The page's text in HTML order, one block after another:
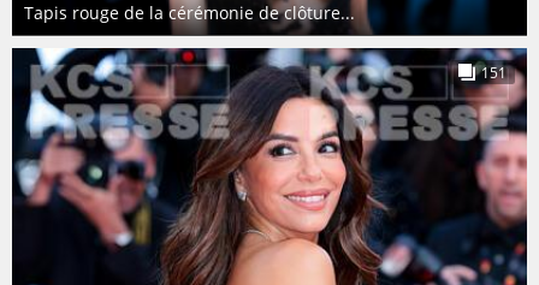
Tapis rouge de la cérémonie de clôture...
151